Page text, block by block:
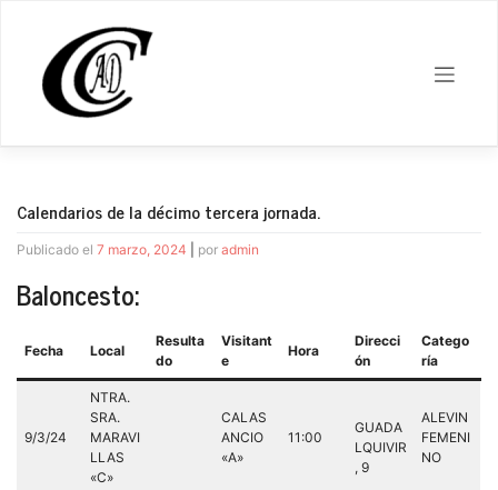
contenido
Calendarios de la décimo tercera jornada.
Publicado el 7 marzo, 2024 por admin
Baloncesto:
Fecha Local
Resulta
do
Visitant
e
Hora
Direcci
ón
Catego
ría
9/3/24
NTRA.
SRA.
MARAVI
LLAS
«C»
CALAS
ANCIO
«A»
11:00
GUADA
LQUIVIR
, 9
ALEVIN
FEMENI
NO